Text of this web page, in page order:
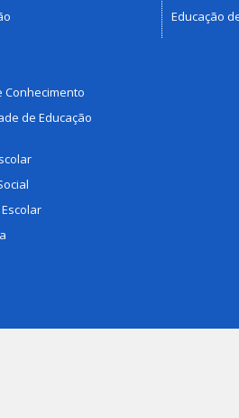
Conhecimento
de Educação
Educação